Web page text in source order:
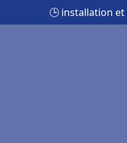
🕒 installation